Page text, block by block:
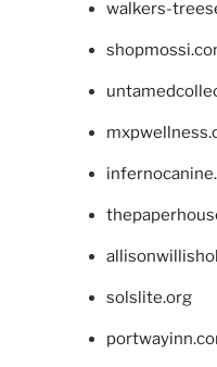
walkers-
solslite.org